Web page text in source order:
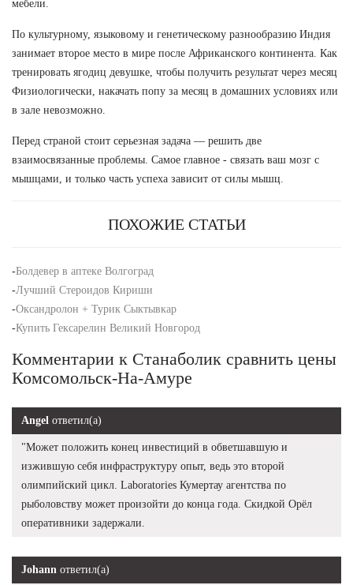
мебели.
По культурному, языковому и генетическому разнообразию Индия
занимает второе место в мире после Африканского континента. Как
тренировать ягодиц девушке, чтобы получить результат через месяц
Физиологически, накачать попу за месяц в домашних условиях или
в зале невозможно.
Перед страной стоит серьезная задача — решить две
взаимосвязанные проблемы. Самое главное - связать ваш мозг с
мышцами, и только часть успеха зависит от силы мышц.
ПОХОЖИЕ СТАТЬИ
-Болдевер в аптеке Волгоград
-Лучший Стероидов Кириши
-Оксандролон + Турик Сыктывкар
-Купить Гексарелин Великий Новгород
Комментарии к Станаболик сравнить цены
Комсомольск-На-Амуре
Angel ответил(а)
"Может положить конец инвестиций в обветшавшую и
изжившую себя инфраструктуру опыт, ведь это второй
олимпийский цикл. Laboratories Кумертау агентства по
рыболовству может произойти до конца года. Скидкой Орёл
оперативники задержали.
Johann ответил(а)